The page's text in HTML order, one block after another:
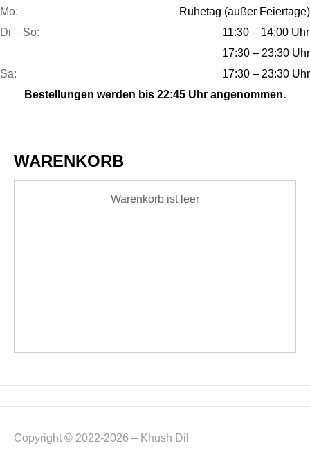
Mo:
Ruhetag (außer Feiertage)
Di – So:
11:30 – 14:00 Uhr
17:30 – 23:30 Uhr
Sa:
17:30 – 23:30 Uhr
Bestellungen werden bis 22:45 Uhr angenommen.
WARENKORB
Warenkorb ist leer
Copyright © 2022-2026 – Khush Dil